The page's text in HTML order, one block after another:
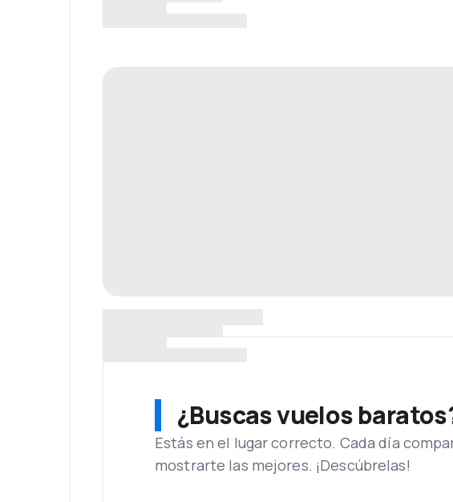
¿Buscas vuelos
Estás en el lugar correcto. Cada día
mostrarte las mejores. ¡Descúbrelas!